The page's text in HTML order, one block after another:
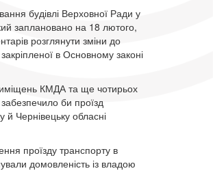
будівлі Верховної Ради у
заплановано на 18 лютого,
розглянути зміни до
в Основному законі
КМДА та ще чотирьох
би проїзд
й Чернівецьку обласні
проїзду транспорту в
домовленість із владою